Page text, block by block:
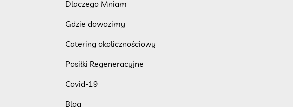
Dlaczego Mniam
Gdzie dowozimy
Catering okolicznościowy
Posiłki Regeneracyjne
Covid-19
Blog